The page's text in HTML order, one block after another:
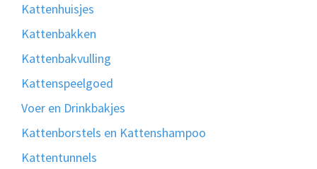
Kattenhuisjes
Kattenbakken
Kattenbakvulling
Kattenspeelgoed
Voer en Drinkbakjes
Kattenborstels en Kattenshampoo
Kattentunnels